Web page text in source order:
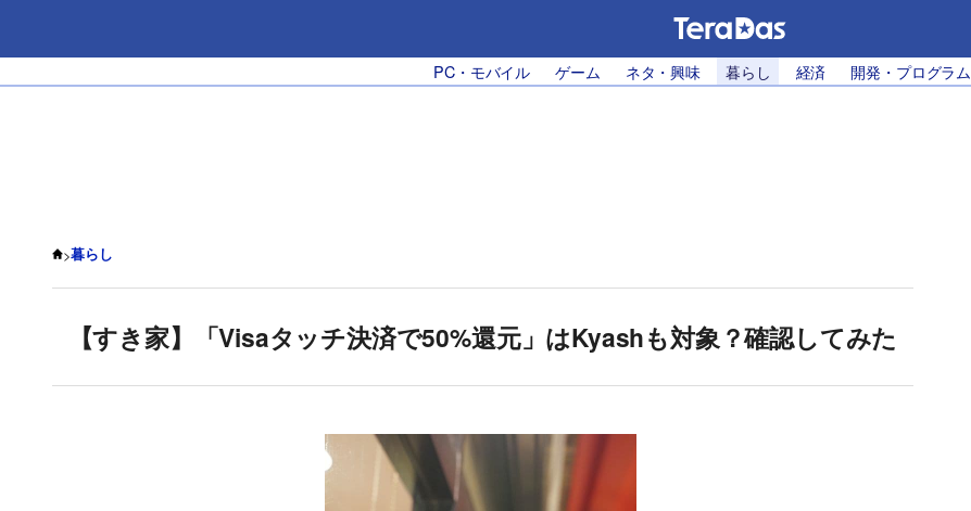
PC・モバイル ゲーム ネタ・興味 暮らし 経済 開発・プログラム
>暮らし
【すき家】「Visaタッチ決済で50%還元」はKyashも対象？確認してみた